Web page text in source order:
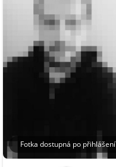
Fotka dostupná po přihlášení